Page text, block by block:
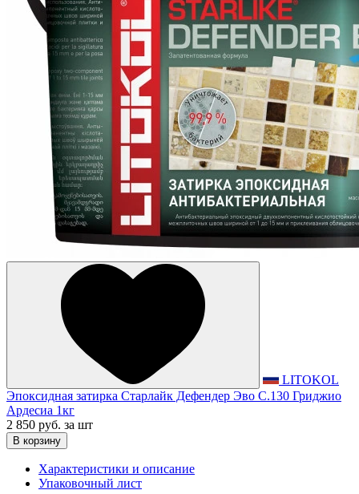
LITOKOL
Эпоксидная затирка Старлайк Дефендер Эво С.130 Гриджио
Ардесиа 1кг
2 850 руб. за шт
В корзину
Характеристики и описание
Упаковочный лист